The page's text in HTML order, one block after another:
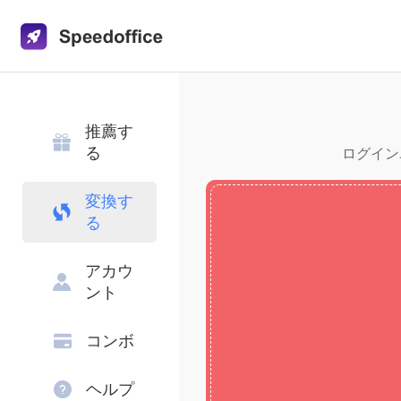
推薦す
る
変換す
る
アカウ
ント
コンボ
ヘルプ
ログイ